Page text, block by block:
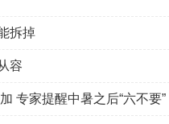
拆掉
容
专家提醒中暑之后“六不要”